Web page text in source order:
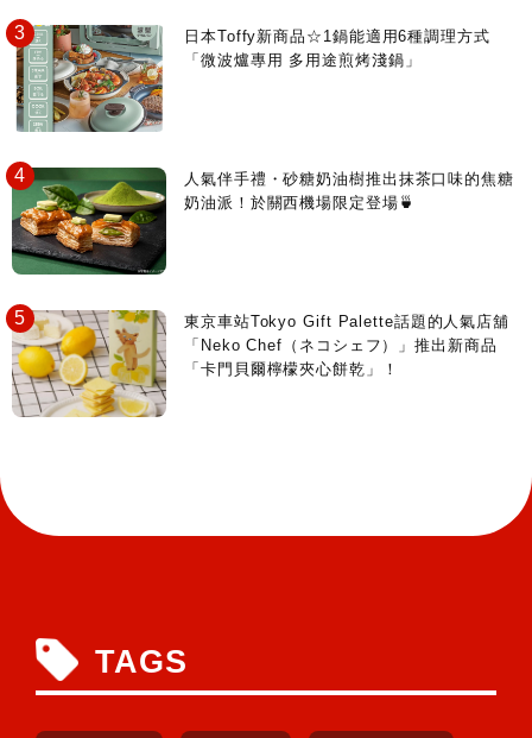
日本Toffy新商品☆1鍋能適用6種調理方式
「微波爐專用 多用途煎烤淺鍋」
人氣伴手禮・砂糖奶油樹推出抹茶口味的焦糖
奶油派！於關西機場限定登場🍵
東京車站Tokyo Gift Palette話題的人氣店舖
「Neko Chef（ネコシェフ）」推出新商品
「卡門貝爾檸檬夾心餅乾」！
TAGS